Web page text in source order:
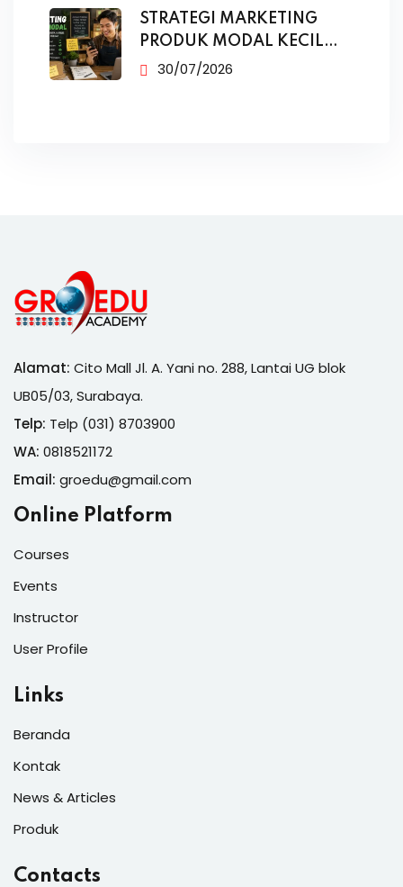
STRATEGI MARKETING
PRODUK MODAL KECIL
TANPA IKLAN
30/07/2026
Alamat: Cito Mall Jl. A. Yani no. 288, Lantai UG blok
UB05/03, Surabaya.
Telp: Telp (031) 8703900
WA: 0818521172
Email: groedu@gmail.com
Online Platform
Courses
Events
Instructor
User Profile
Links
Beranda
Kontak
News & Articles
Produk
Contacts